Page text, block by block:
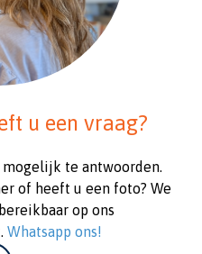
u een vraag?
mogelijk te antwoorden.
of heeft u een foto? We
op ons
Whatsapp ons!